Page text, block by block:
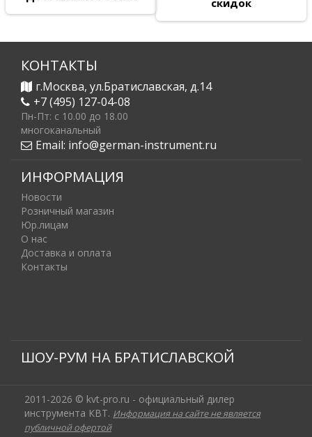
скидок
КОНТАКТЫ
г.Москва, ул.Братиславская, д.14
+7 (495) 127-04-08
Пн-Пт: c 10.00 до 18.00
многоканальный
Email: info@german-instrument.ru
ИНФОРМАЦИЯ
Новости
Розничный магазин
Юр.лицам
О нас
Доставка и оплата
Контакты
ШОУ-РУМ НА БРАТИСЛАВСКОЙ
2011-2026 © kvt-pro.ru - официальный дилер
инструмента КВТ. Информация на сайте не является
публичной офертой